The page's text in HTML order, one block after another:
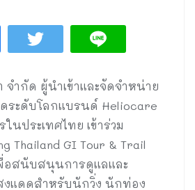
ำกัด ผู้นำเข้าและจัดจำหน่าย
ะดับโลกแบรนด์ Heliocare
นประเทศไทย เข้าร่วม
Thailand GI Tour & Trail
พื่อสนับสนุนการดูแลและ
งแดดสำหรับนักวิ่ง นักท่อง